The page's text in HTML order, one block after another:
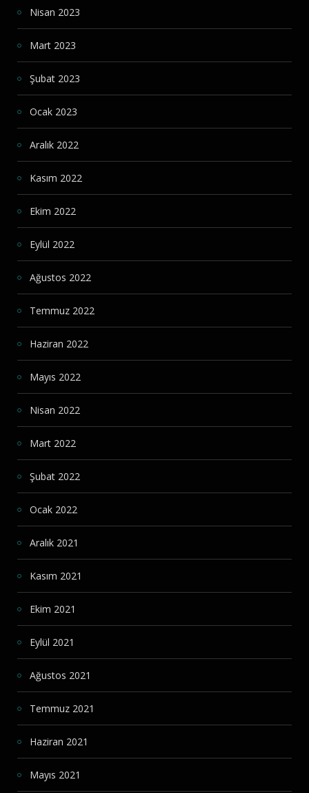
Nisan 2023
Mart 2023
Şubat 2023
Ocak 2023
Aralık 2022
Kasım 2022
Ekim 2022
Eylül 2022
Ağustos 2022
Temmuz 2022
Haziran 2022
Mayıs 2022
Nisan 2022
Mart 2022
Şubat 2022
Ocak 2022
Aralık 2021
Kasım 2021
Ekim 2021
Eylül 2021
Ağustos 2021
Temmuz 2021
Haziran 2021
Mayıs 2021